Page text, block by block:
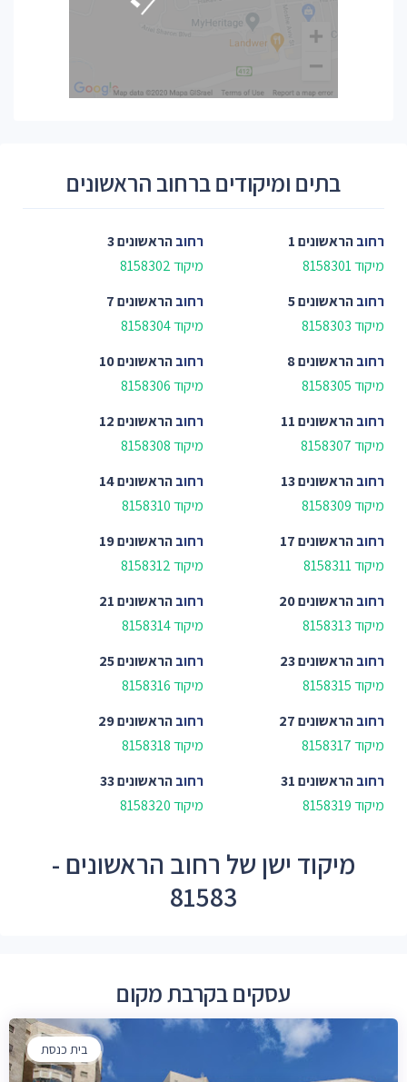
בתים ומיקודים ברחוב הראשונים
רחובהראשונים 1
מיקוד 8158301
רחובהראשונים 3
מיקוד 8158302
רחובהראשונים 5
מיקוד 8158303
רחובהראשונים 7
מיקוד 8158304
רחובהראשונים 8
מיקוד 8158305
רחובהראשונים 10
מיקוד 8158306
רחובהראשונים 11
מיקוד 8158307
רחובהראשונים 12
מיקוד 8158308
רחובהראשונים 13
מיקוד 8158309
רחובהראשונים 14
מיקוד 8158310
רחובהראשונים 17
מיקוד 8158311
רחובהראשונים 19
מיקוד 8158312
רחובהראשונים 20
מיקוד 8158313
רחובהראשונים 21
מיקוד 8158314
רחובהראשונים 23
מיקוד 8158315
רחובהראשונים 25
מיקוד 8158316
רחובהראשונים 27
מיקוד 8158317
רחובהראשונים 29
מיקוד 8158318
רחובהראשונים 31
מיקוד 8158319
רחובהראשונים 33
מיקוד 8158320
מיקוד ישן של רחוב הראשונים -
81583
עסקים בקרבת מקום
בית כנסת